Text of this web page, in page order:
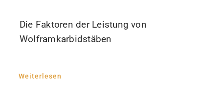
Die Faktoren der Leistung von
Wolframkarbidstäben
Weiterlesen